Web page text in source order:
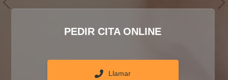
PEDIR CITA ONLINE
Llamar